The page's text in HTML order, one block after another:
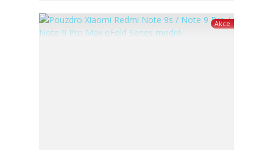
Akce